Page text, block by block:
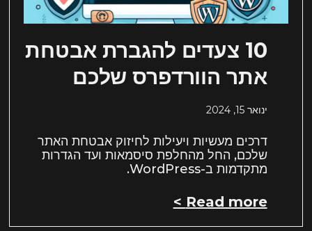
10 צעדים להגברת אבטחת
אתר הוורדפרס שלכם
ינואר 15, 2024
דרכים מעשיות ויעילות לחיזוק אבטחת האתר
שלכם, החל מהחלפת סיסמאות ועד הגדרות
מתקדמות ב-WordPress.
Read more >